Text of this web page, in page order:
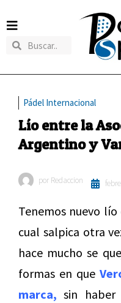
Pádel Internacional
Lío entre la
Argentino y
por Redaccion
Tenemos nuevo
cual salpica otra
hace mucho se
formas en que
marca, sin haber